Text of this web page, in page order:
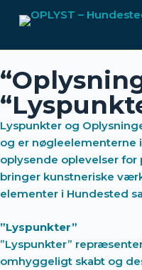
S
i
t
o
c
o
t
Lyspunkter og
og er nøgleelementerne
oplysende oplevelser for
bringer kunstneriske
elementer i Hundested
”Lyspunkter”
”Lyspunkter”
omhyggeligt skabt og